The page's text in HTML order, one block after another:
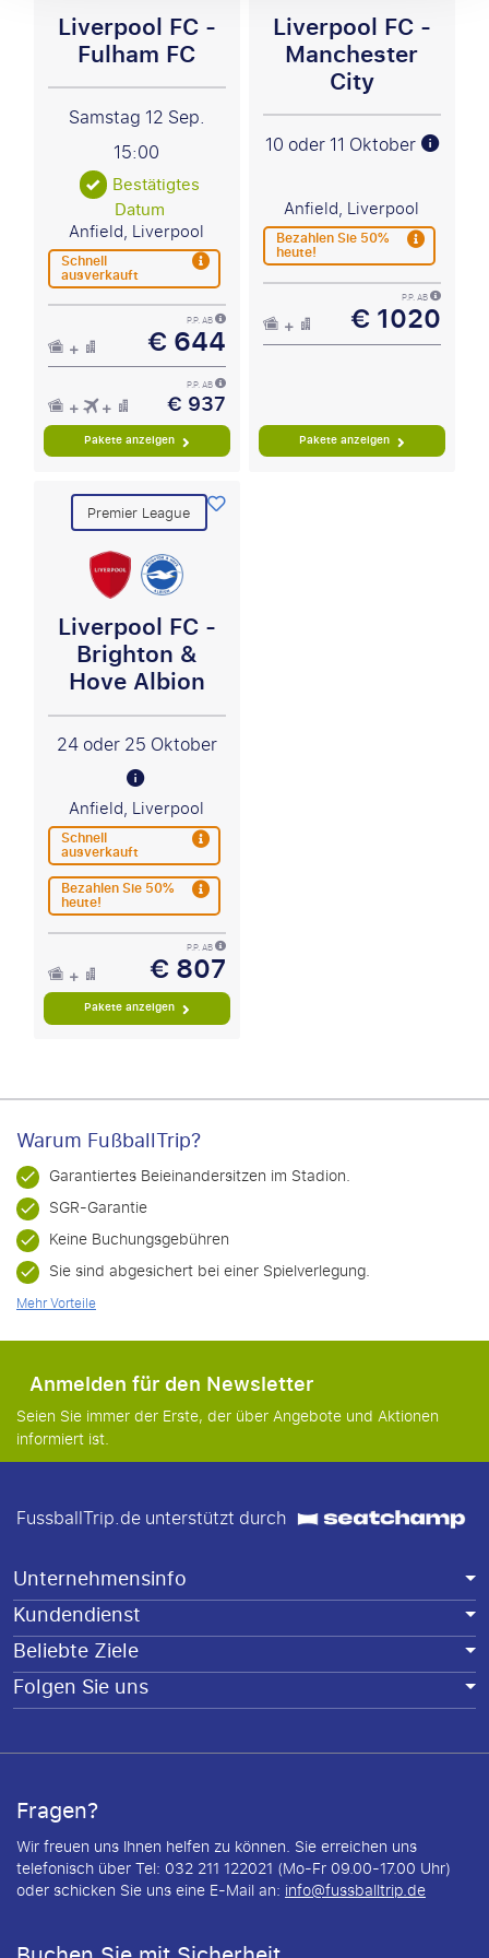
Liverpool FC -
Fulham FC
Samstag 12 Sep.
15:00
Bestätigtes
Datum
Anfield, Liverpool
Schnell
ausverkauft
P.P. AB
€ 644
P.P. AB
€ 937
Pakete anzeigen
Liverpool FC -
Manchester
City
10 oder 11 Oktober
Anfield, Liverpool
Bezahlen Sie 50%
heute!
P.P. AB
€ 1020
Pakete anzeigen
Premier League
Liverpool FC -
Brighton &
Hove Albion
24 oder 25 Oktober
Anfield, Liverpool
Schnell
ausverkauft
Bezahlen Sie 50%
heute!
P.P. AB
€ 807
Pakete anzeigen
Warum FußballTrip?
Garantiertes Beieinandersitzen im Stadion.
SGR-Garantie
Keine Buchungsgebühren
Sie sind abgesichert bei einer Spielverlegung.
Mehr Vorteile
Anmelden für den Newsletter
Seien Sie immer der Erste, der über Angebote und Aktionen
informiert ist.
FussballTrip.de unterstützt durch
Unternehmensinfo
Kundendienst
Beliebte Ziele
Folgen Sie uns
Fragen?
Wir freuen uns Ihnen helfen zu können. Sie erreichen uns
telefonisch über Tel: 032 211 122021 (Mo-Fr 09.00-17.00 Uhr)
oder schicken Sie uns eine E-Mail an: info@fussballtrip.de